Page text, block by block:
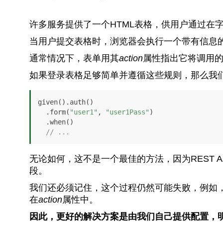
许多服务提供了一个HTML表格，供用户通过在
当用户提交表格时，浏览器会执行一个带有信息
通常情况下，表单用其action属性指出它将调用
如果登录表格足够简单并遵循这些规则，那么
given().auth()
  .form(
"user1" , "user1Pass" )
// ...
无论如何，这不是一个最佳的方法，因为REST
段。
我们还必须记住，这个过程仍然可能失败，例
在action属性中。
因此，更好的解决方案是由我们自己提供配置，